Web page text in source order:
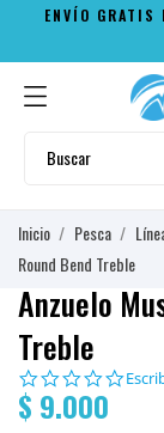
ENVÍO
Inicio Pesca
Round Bend Treble
Anzuelo
Treble
0.0
$ 9.000